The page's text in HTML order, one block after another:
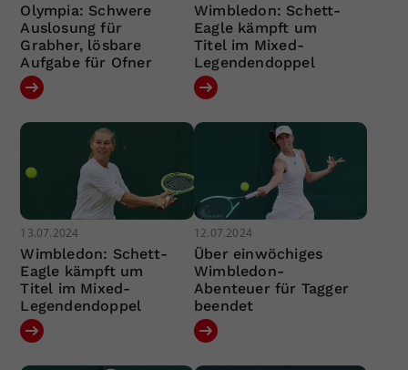
Olympia: Schwere
Auslosung für
Grabher, lösbare
Aufgabe für Ofner
Wimbledon: Schett-
Eagle kämpft um
Titel im Mixed-
Legendendoppel
13.07.2024
Wimbledon: Schett-
Eagle kämpft um
Titel im Mixed-
Legendendoppel
12.07.2024
Über einwöchiges
Wimbledon-
Abenteuer für Tagger
beendet